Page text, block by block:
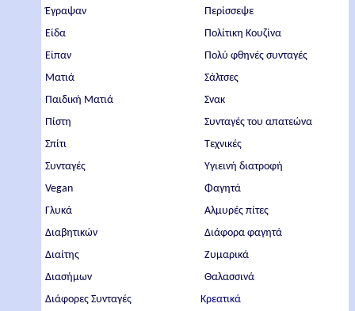
Έγραψαν
Είδα
Είπαν
Ματιά
Παιδική Ματιά
Πίστη
Σπίτι
Συνταγές
Vegan
Γλυκά
Διαβητικών
Διαίτης
Διασήμων
Διάφορες Συνταγές
Περίσσεψε
Πολίτικη Κουζίνα
Πολύ φθηνές συνταγές
Σάλτσες
Σνακ
Συνταγές του απατεώνα
Τεχνικές
Υγιεινή διατροφή
Φαγητά
Αλμυρές πίτες
Διάφορα φαγητά
Ζυμαρικά
Θαλασσινά
Κρεατικά